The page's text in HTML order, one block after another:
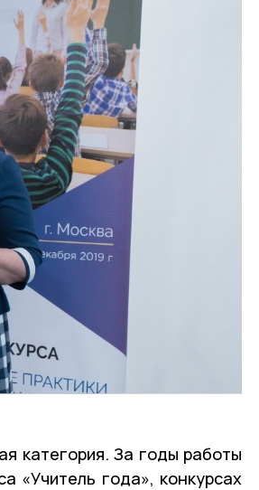
категория. За годы работы
«Учитель года», конкурсах